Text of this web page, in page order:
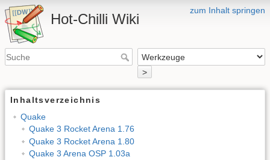
zum Inhalt springen
Hot-Chilli Wiki
>
Inhaltsverzeichnis
Quake
Quake 3 Rocket Arena 1.76
Quake 3 Rocket Arena 1.80
Quake 3 Arena OSP 1.03a